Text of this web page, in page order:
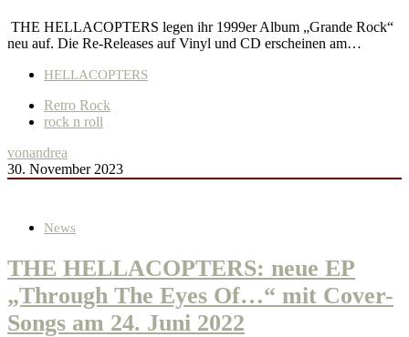
THE HELLACOPTERS legen ihr 1999er Album „Grande Rock“
neu auf. Die Re-Releases auf Vinyl und CD erscheinen am…
HELLACOPTERS
Retro Rock
rock n roll
vonandrea
30. November 2023
News
THE HELLACOPTERS: neue EP
„Through The Eyes Of…“ mit Cover-
Songs am 24. Juni 2022